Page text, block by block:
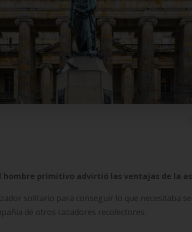
hombre primitivo advirtió las ventajas de la
solitario para conseguir lo que necesitaba
de otros cazadores recolectores.